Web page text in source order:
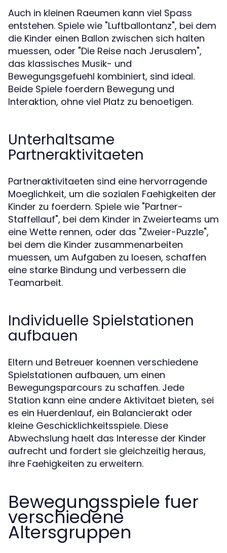
Auch in kleinen Raeumen kann viel Spass
entstehen. Spiele wie "Luftballontanz", bei dem
die Kinder einen Ballon zwischen sich halten
muessen, oder "Die Reise nach Jerusalem",
das klassisches Musik- und
Bewegungsgefuehl kombiniert, sind ideal.
Beide Spiele foerdern Bewegung und
Interaktion, ohne viel Platz zu benoetigen.
Unterhaltsame
Partneraktivitaeten
Partneraktivitaeten sind eine hervorragende
Moeglichkeit, um die sozialen Faehigkeiten der
Kinder zu foerdern. Spiele wie "Partner-
Staffellauf", bei dem Kinder in Zweierteams um
eine Wette rennen, oder das "Zweier-Puzzle",
bei dem die Kinder zusammenarbeiten
muessen, um Aufgaben zu loesen, schaffen
eine starke Bindung und verbessern die
Teamarbeit.
Individuelle Spielstationen
aufbauen
Eltern und Betreuer koennen verschiedene
Spielstationen aufbauen, um einen
Bewegungsparcours zu schaffen. Jede
Station kann eine andere Aktivitaet bieten, sei
es ein Huerdenlauf, ein Balancierakt oder
kleine Geschicklichkeitsspiele. Diese
Abwechslung haelt das Interesse der Kinder
aufrecht und fordert sie gleichzeitig heraus,
ihre Faehigkeiten zu erweitern.
Bewegungsspiele fuer
verschiedene
Altersgruppen